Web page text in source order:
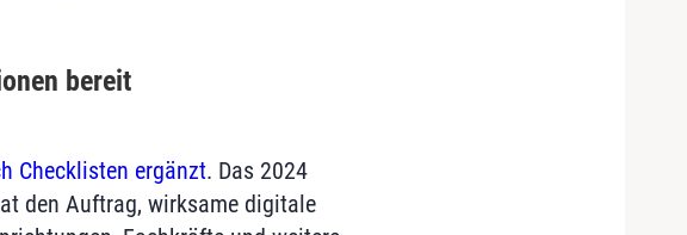
bereit
Checklisten ergänzt. Das 2024
den Auftrag, wirksame digitale